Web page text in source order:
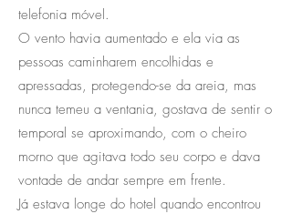
telefonia móvel.
O vento havia aumentado e ela via as
pessoas caminharem encolhidas e
apressadas, protegendo-se da areia, mas
nunca temeu a ventania, gostava de sentir o
temporal se aproximando, com o cheiro
morno que agitava todo seu corpo e dava
vontade de andar sempre em frente.
Já estava longe do hotel quando encontrou